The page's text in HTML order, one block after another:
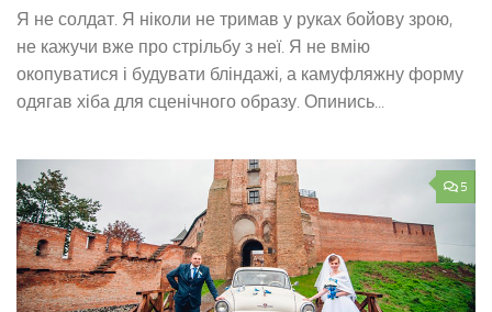
Я не солдат. Я ніколи не тримав у руках бойову зрою,
не кажучи вже про стрільбу з неї. Я не вмію
окопуватися і будувати бліндажі, а камуфляжну форму
одягав хіба для сценічного образу. Опинись...
5